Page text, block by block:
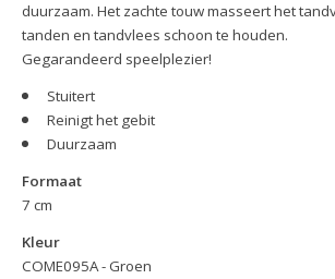
duurzaam. Het zachte touw masseert het
tanden en tandvlees schoon te houden.
Gegarandeerd speelplezier!
Stuitert
Reinigt het gebit
Duurzaam
Formaat
7 cm
Kleur
COME095A - Groen